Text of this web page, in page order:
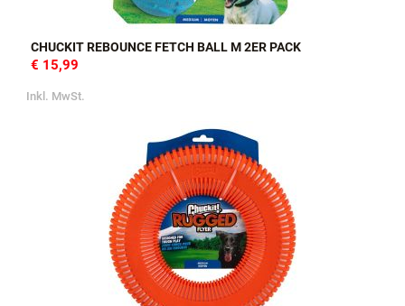
CHUCKIT REBOUNCE FETCH BALL M 2ER PACK
€ 15,99
Inkl. MwSt.